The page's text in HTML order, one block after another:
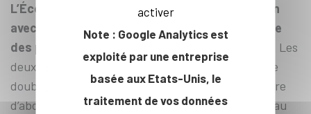
L’École polytechnique renforce sa collaboration
avec l’université Tecnológico de Monterrey, l’une
des plus prestigieuses universités du Mexique
. Les
deux partenaires mettent en place un parcours de
double-diplôme permettant aux étudiants de suivre
d’abord trois ans d’études de Bachelor of Science au
activer
Note : Google Analytics est
exploité par une entreprise
basée aux Etats-Unis, le
traitement de vos données